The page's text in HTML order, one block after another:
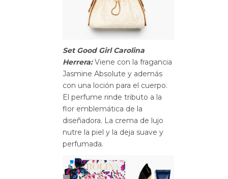
Set Good Girl Carolina
Herrera: Viene con la fragancia
Jasmine Absolute y además
con una loción para el cuerpo.
El perfume rinde tributo a la
flor emblemática de la
diseñadora. La crema de lujo
nutre la piel y la deja suave y
perfumada.